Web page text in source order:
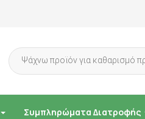
Products
search
Συμπληρώματα Διατροφής